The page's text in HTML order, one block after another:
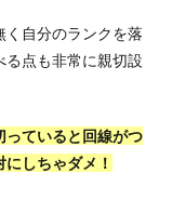
く自分のランクを落
る点も非常に親切設
ていると回線がつ
しちゃダメ！